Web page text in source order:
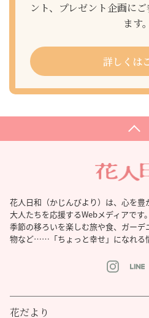
ント、プレゼント企画に
ます。
詳しくは
花人日和（かじんびより）は、心を
大人たちを応援するWebメディアです。
季節の移ろいを楽しむ旅や食、ガー
物など……「ちょっと幸せ」になれる
花だより